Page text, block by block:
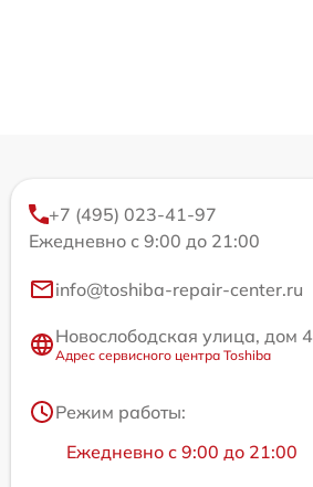
+7 (495) 023-41-97
Ежедневно с 9:00 до 21:00
info@toshiba-repair-center.ru
Новослободская улица, дом 4
Адрес сервисного центра Toshiba
Режим работы:
Ежедневно с 9:00 до 21:00